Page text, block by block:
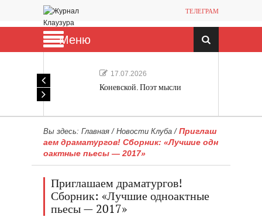
ТЕЛЕГРАМ
Меню
17.07.2026
Коневской. Поэт мысли
Вы здесь: Главная / Новости Клуба / Приглаш
аем драматургов! Сборник: «Лучшие одн
оактные пьесы — 2017»
Приглашаем драматургов!
Сборник: «Лучшие одноактные
пьесы — 2017»